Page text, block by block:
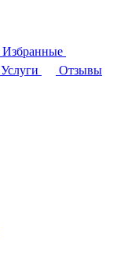
Избранные
Услуги
Отзывы